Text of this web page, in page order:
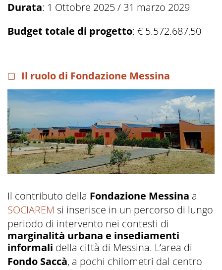
Durata: 1 Ottobre 2025 / 31 marzo 2029
Budget totale di progetto: € 5.572.687,50
Il ruolo di Fondazione Messina
Il contributo della Fondazione Messina a
SOCIAREM si inserisce in un percorso di lungo
periodo di intervento nei contesti di
marginalità urbana e insediamenti
informali della città di Messina. L’area di
Fondo Saccà, a pochi chilometri dal centro